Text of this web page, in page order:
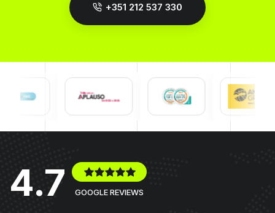
+351 212 537 330
4.7 GOOGLE REVIEWS